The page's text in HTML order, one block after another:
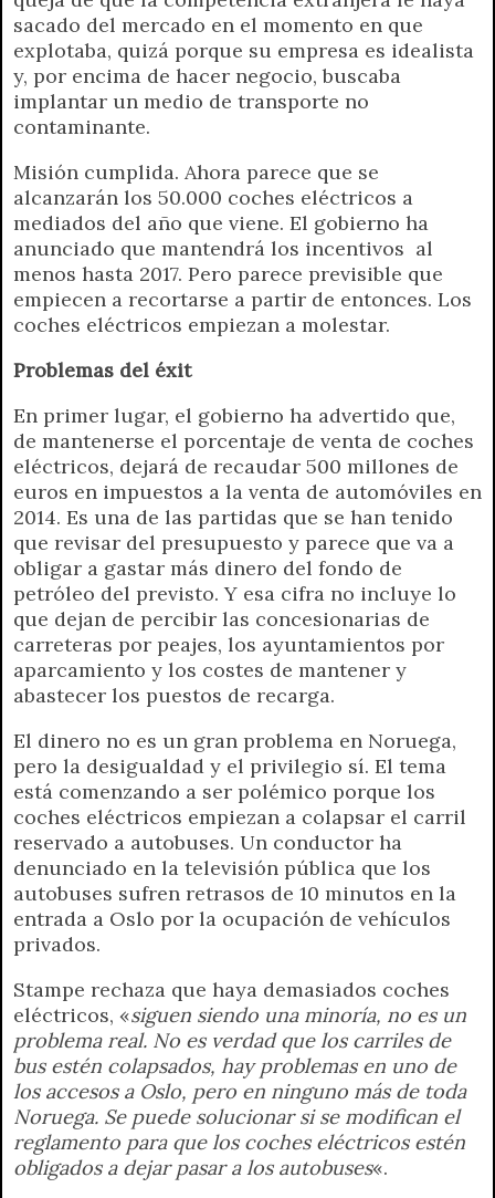
sacado del mercado en el momento en que
explotaba, quizá porque su empresa es idealista
y, por encima de hacer negocio, buscaba
implantar un medio de transporte no
contaminante.
Misión cumplida. Ahora parece que se
alcanzarán los 50.000 coches eléctricos a
mediados del año que viene. El gobierno ha
anunciado que mantendrá los incentivos al
menos hasta 2017. Pero parece previsible que
empiecen a recortarse a partir de entonces. Los
coches eléctricos empiezan a molestar.
Problemas del éxit
En primer lugar, el gobierno ha advertido que,
de mantenerse el porcentaje de venta de coches
eléctricos, dejará de recaudar 500 millones de
euros en impuestos a la venta de automóviles en
2014. Es una de las partidas que se han tenido
que revisar del presupuesto y parece que va a
obligar a gastar más dinero del fondo de
petróleo del previsto. Y esa cifra no incluye lo
que dejan de percibir las concesionarias de
carreteras por peajes, los ayuntamientos por
aparcamiento y los costes de mantener y
abastecer los puestos de recarga.
El dinero no es un gran problema en Noruega,
pero la desigualdad y el privilegio sí. El tema
está comenzando a ser polémico porque los
coches eléctricos empiezan a colapsar el carril
reservado a autobuses. Un conductor ha
denunciado en la televisión pública que los
autobuses sufren retrasos de 10 minutos en la
entrada a Oslo por la ocupación de vehículos
privados.
Stampe rechaza que haya demasiados coches
eléctricos, «siguen siendo una minoría, no es un
problema real. No es verdad que los carriles de
bus estén colapsados, hay problemas en uno de
los accesos a Oslo, pero en ninguno más de toda
Noruega. Se puede solucionar si se modifican el
reglamento para que los coches eléctricos estén
obligados a dejar pasar a los autobuses«.